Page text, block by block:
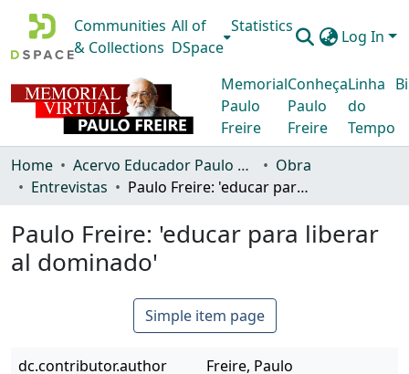
Communities
& Collections
All of
DSpace
Statistics
Log In
Memorial
Paulo
Freire
Conheça
Paulo
Freire
Linha
do
Tempo
Home Acervo Educador Paulo Freire
Obra
Entrevistas
Paulo Freire: 'educar para liberar al dominado'
Paulo Freire: 'educar para liberar
al dominado'
Simple item page
dc.contributor.author
Freire, Paulo